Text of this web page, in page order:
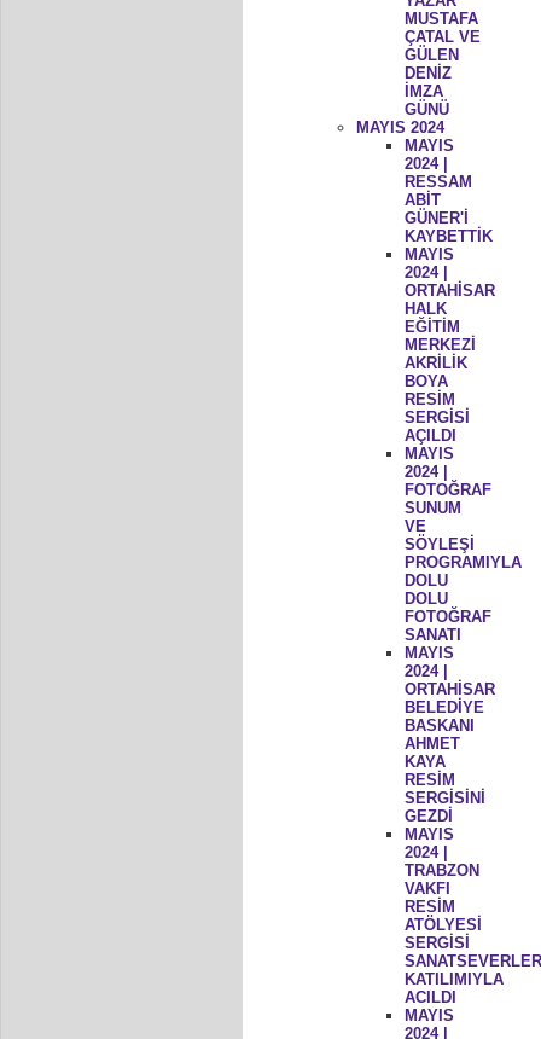
MUSTAFA
ÇATAL VE
GÜLEN
DENİZ
İMZA
GÜNÜ
MAYIS 2024
MAYIS
2024 |
RESSAM
ABİT
GÜNER'İ
KAYBETTİK
MAYIS
2024 |
ORTAHİSAR
HALK
EĞİTİM
MERKEZİ
AKRİLİK
BOYA
RESİM
SERGİSİ
AÇILDI
MAYIS
2024 |
FOTOĞRAF
SUNUM
VE
SÖYLEŞİ
PROGRAMIYLA
DOLU
DOLU
FOTOĞRAF
SANATI
MAYIS
2024 |
ORTAHİSAR
BELEDİYE
BASKANI
AHMET
KAYA
RESİM
SERGİSİNİ
GEZDİ
MAYIS
2024 |
TRABZON
VAKFI
RESİM
ATÖLYESİ
SERGİSİ
KATILIMIYLA
ACILDI
MAYIS
2024 |